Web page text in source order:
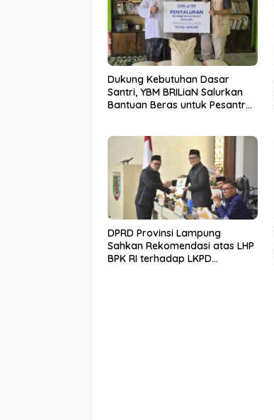
Dukung Kebutuhan Dasar
Santri, YBM BRILiaN Salurkan
Bantuan Beras untuk Pesantren
DPRD Provinsi Lampung
Sahkan Rekomendasi atas LHP
BPK RI terhadap LKPD